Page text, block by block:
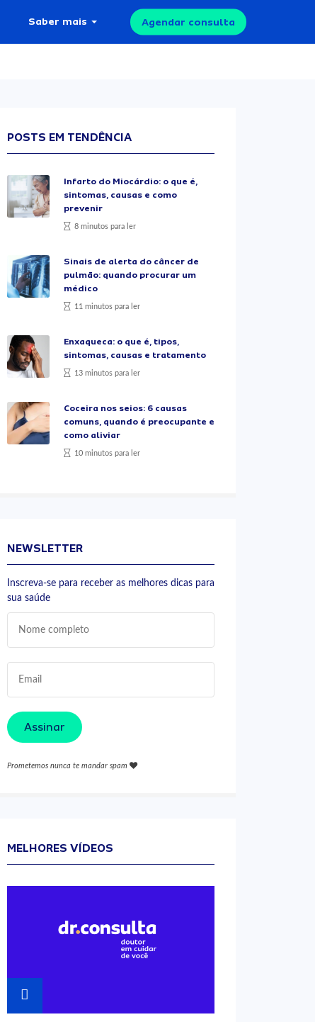
Saber mais Agendar consulta
POSTS EM TENDÊNCIA
Infarto do Miocárdio: o que é,
sintomas, causas e como
prevenir
8 minutos para ler
Sinais de alerta do câncer de
pulmão: quando procurar um
médico
11 minutos para ler
Enxaqueca: o que é, tipos,
sintomas, causas e tratamento
13 minutos para ler
Coceira nos seios: 6 causas
comuns, quando é preocupante e
como aliviar
10 minutos para ler
NEWSLETTER
Inscreva-se para receber as melhores dicas para
sua saúde
Assinar
Prometemos nunca te mandar spam
MELHORES VÍDEOS